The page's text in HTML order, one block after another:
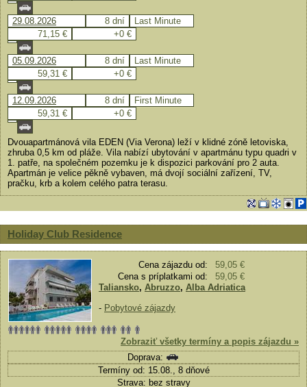
29.08.2026 8 dní
Last Minute
71,15 €
+0 €
05.09.2026 8 dní
Last Minute
59,31 €
+0 €
12.09.2026 8 dní
First Minute
59,31 €
+0 €
Dvouapartmánová vila EDEN (Via Verona) leží v klidné zóně letoviska,
zhruba 0,5 km od pláže. Vila nabízí ubytování v apartmánu typu quadri v
1. patře, na společném pozemku je k dispozici parkování pro 2 auta.
Apartmán je velice pěkně vybaven, má dvojí sociální zařízení, TV,
pračku, krb a kolem celého patra terasu.
Holiday Club Residence
Cena zájazdu od:
59,05 €
Cena s príplatkami od:
59,05 €
Taliansko, Abruzzo, Alba Adriatica
- Pobytové zájazdy
Zobraziť všetky termíny a popis zájazdu »
Doprava:
Termíny od: 15.08., 8 dňové
Strava: bez stravy